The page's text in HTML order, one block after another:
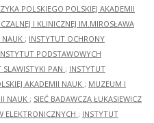
POLSKIEGO POLSKIEJ AKADEMII
I KLINICZNEJ IM.MIROSŁAWA
NAUK ; INSTYTUT OCHRONY
PODSTAWOWYCH
SLAWISTYKI PAN ; INSTYTUT
AKADEMII NAUK ; MUZEUM I
NAUK ; SIEĆ BADAWCZA ŁUKASIEWICZ
ELEKTRONICZNYCH ; INSTYTUT